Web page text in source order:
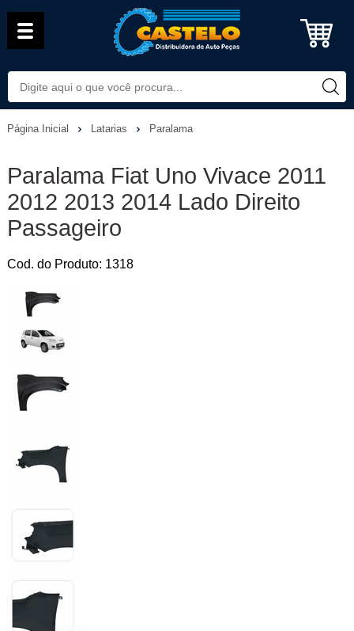
Página Inicial Latarias Paralama
Paralama Fiat Uno Vivace 2011
2012 2013 2014 Lado Direito
Passageiro
Cod. do Produto: 1318